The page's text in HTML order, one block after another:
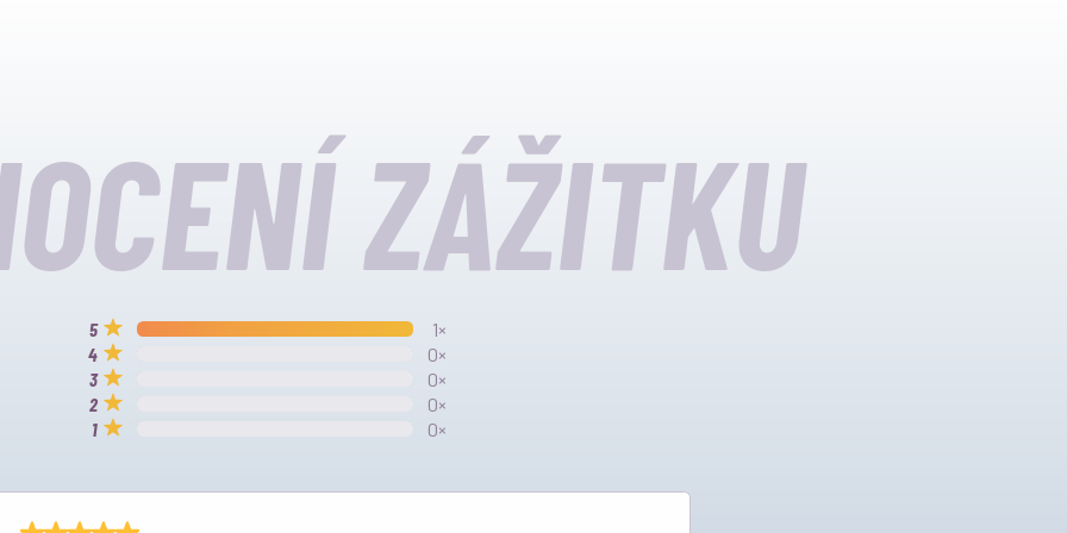
ZÁŽITKU
1×
0×
0×
0×
0×